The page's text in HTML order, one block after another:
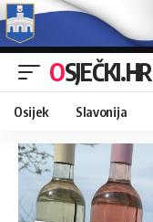
OSJEČKI.HR
Osijek Slavonija